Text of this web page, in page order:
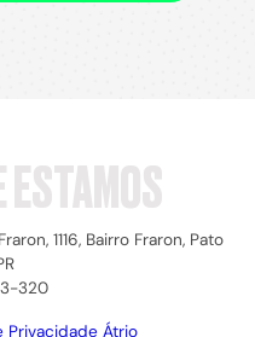
ESTAMOS
1116, Bairro Fraron, Pato
320
Privacidade Átrio